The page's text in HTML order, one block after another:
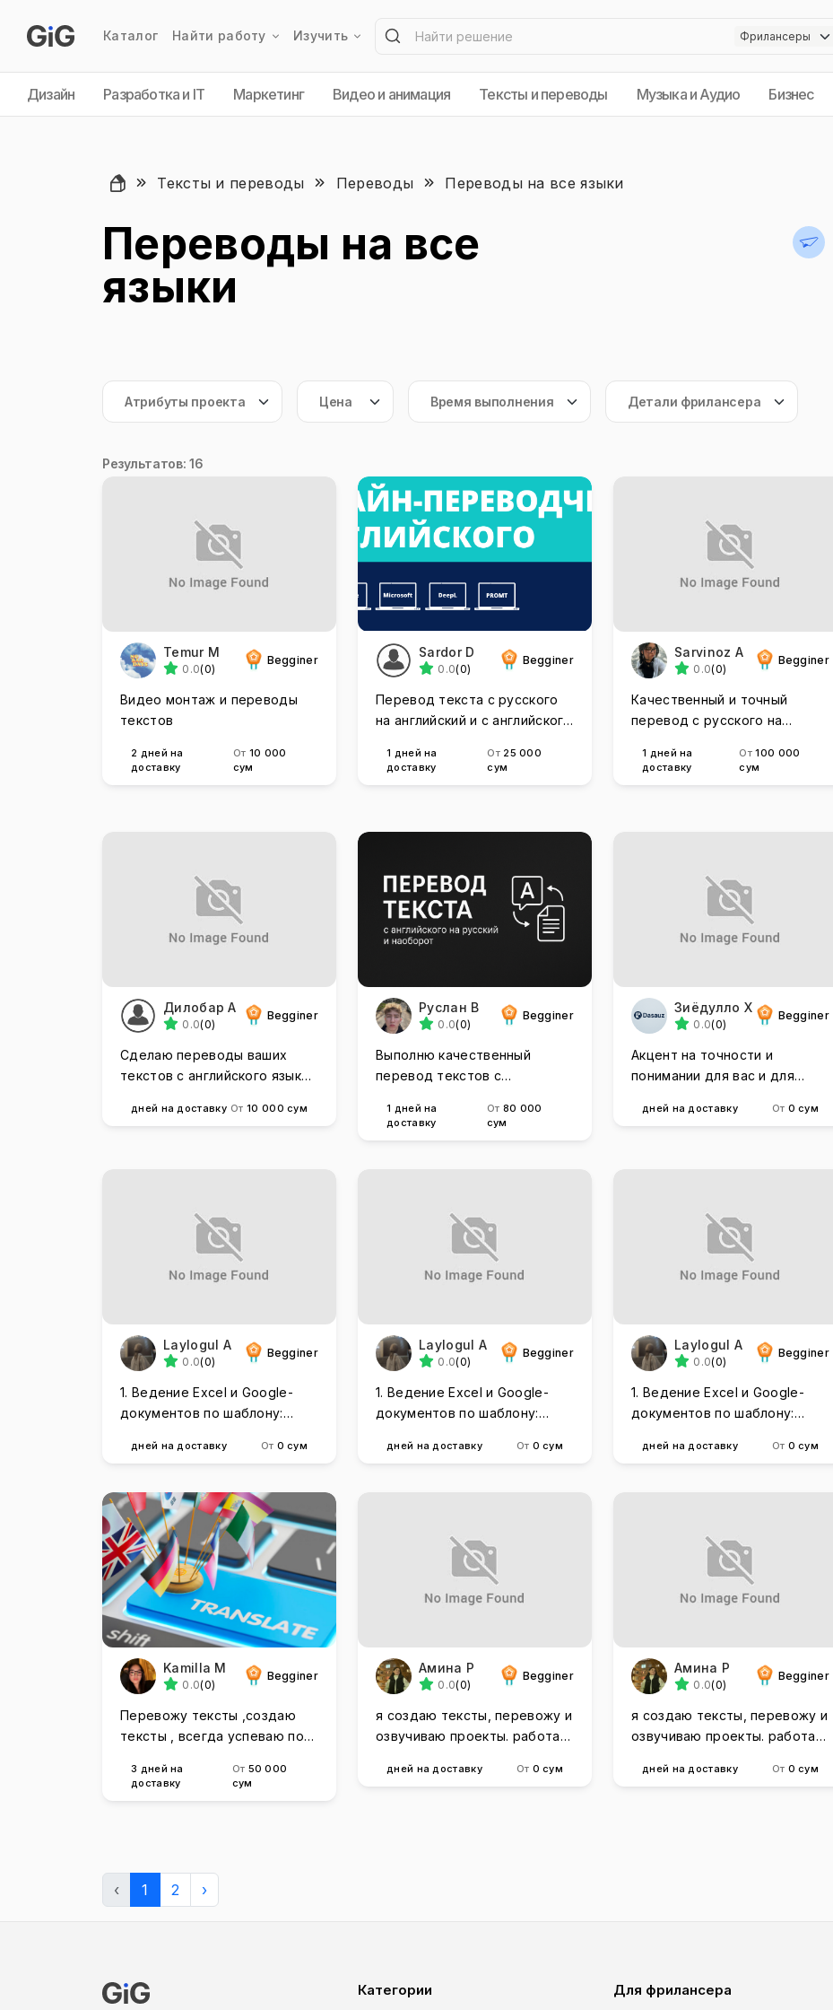
Каталог Найти работу Изучить
Дизайн Разработка и IT Маркетинг Видео и анимация Тексты и переводы Музыка и Аудио Бизнес
Тексты и переводы Переводы Переводы на все языки
Переводы на все
языки
Результатов: 16
Temur M
0.0(0)
Begginer
Видео монтаж и переводы
текстов
2 дней на
доставку
От 10 000
сум
Sardor D
0.0(0)
Begginer
Перевод текста с русского
на английский и с английского
1 дней на
доставку
От 25 000
сум
Sarvinoz A
0.0(0)
Begginer
Качественный и точный
перевод с русского на
1 дней на
доставку
От100 000
сум
Дилобар А
0.0(0)
Begginer
Сделаю переводы ваших
текстов с английского языка
дней на доставку От 10 000 сум
Руслан В
0.0(0)
Begginer
Выполню качественный
перевод текстов с
наоборот
1 дней на
доставку
От 80 000
сум
Зиёдулло Х
0.0(0)
Begginer
Акцент на точности и
понимании для вас и для
дней на доставку От 0 сум
Laylogul A
0.0(0)
Begginer
1. Ведение Excel и Google-
документов по шаблону:
дней на доставку От 0 сум
Laylogul A
0.0(0)
Begginer
1. Ведение Excel и Google-
документов по шаблону:
дней на доставку От 0 сум
Laylogul A
0.0(0)
Begginer
1. Ведение Excel и Google-
документов по шаблону:
дней на доставку От 0 сум
Kamilla M
0.0(0)
Begginer
Перевожу тексты ,создаю
тексты , всегда успеваю по
3 дней на
доставку
От 50 000
сум
Амина Р
0.0(0)
Begginer
я создаю тексты, перевожу и
озвучиваю проекты. работаю
дней на доставку От 0 сум
Амина Р
0.0(0)
Begginer
я создаю тексты, перевожу и
озвучиваю проекты. работаю
дней на доставку От 0 сум
‹ 1 2 ›
Категории Для фрилансера